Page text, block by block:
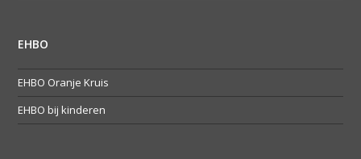
EHBO
EHBO Oranje Kruis
EHBO bij kinderen